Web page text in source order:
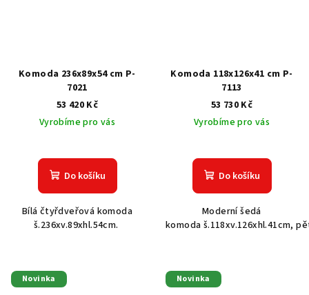
Komoda 236x89x54 cm P-
7021
53 420 Kč
Vyrobíme pro vás
Do košíku
Bílá čtyřdveřová komoda
š.236xv.89xhl.54cm.
Komoda 118x126x41 cm P-
7113
53 730 Kč
Vyrobíme pro vás
Do košíku
Moderní šedá
komoda š.118xv.126xhl.41cm,
Novinka Novinka